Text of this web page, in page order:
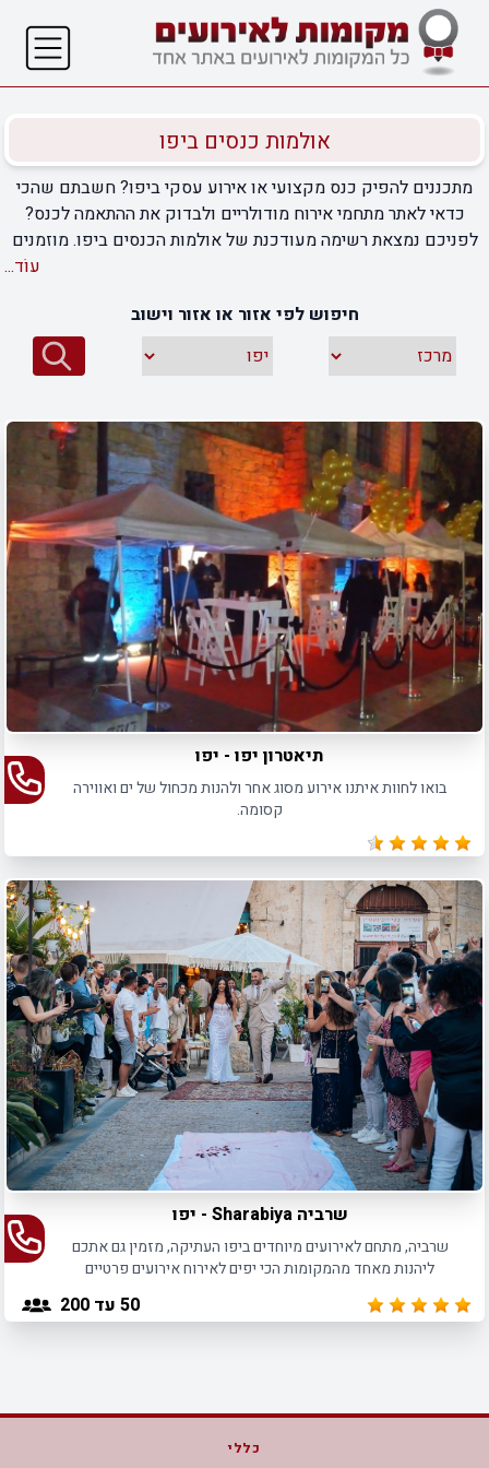
אולמות כנסים ביפו
מתכננים להפיק כנס מקצועי או אירוע עסקי ביפו? חשבתם שהכי
כדאי לאתר מתחמי אירוח מודולריים ולבדוק את ההתאמה לכנס?
לפניכם נמצאת רשימה מעודכנת של אולמות הכנסים ביפו. מוזמנים
להכנס לכל דף של האולמות ברשימה לקרוא את המידע הרלוונטי על
המכשור והאמצעים שיש בכל אחד מאולמות ומרכזי הכנסים
המובילים ביפו.
עוֹד...
חיפוש לפי אזור או אזור וישוב
תיאטרון יפו - יפו
בואו לחוות איתנו אירוע מסוג אחר ולהנות מכחול של ים ואווירה
קסומה.
שרביה Sharabiya - יפו
שרביה, מתחם לאירועים מיוחדים ביפו העתיקה, מזמין גם אתכם
ליהנות מאחד מהמקומות הכי יפים לאירוח אירועים פרטיים
50 עד 200
כללי